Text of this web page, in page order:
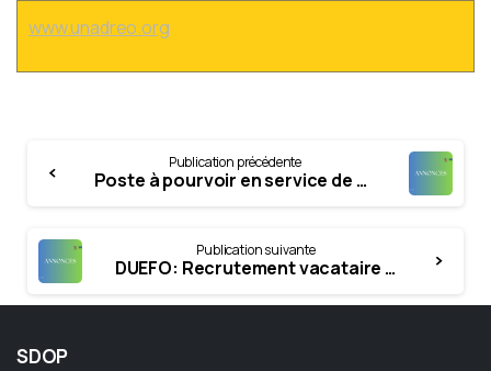
www.unadreo.org
Reading
Publication précédente
Poste à pourvoir en service de pédopsychiatrie de l’hôpital Robert Debré (paris)
Publication suivante
DUEFO: Recrutement vacataire décembre- janvier – mai et été 2025
SDOP